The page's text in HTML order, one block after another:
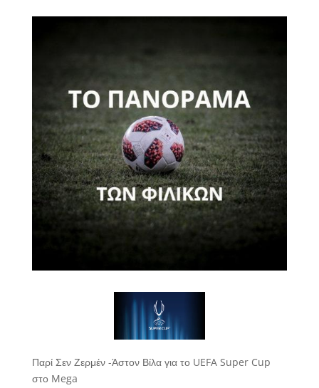
Παρί Σεν Ζερμέν -Άστον Βίλα για το UEFA Super Cup
στο Mega